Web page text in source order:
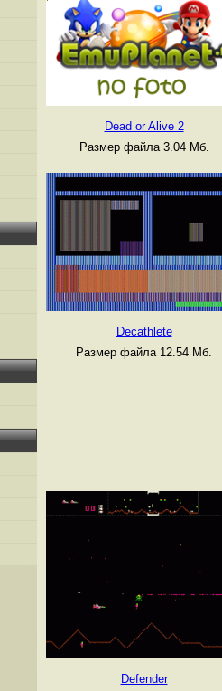
Dead or Alive 2
Размер файла 3.04 Мб.
Decathlete
Размер файла 12.54 Мб.
Defender